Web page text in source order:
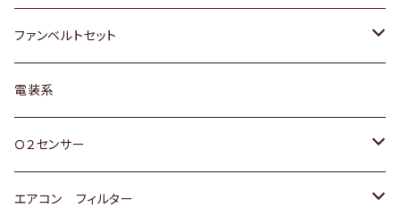
スバル
日野
マツダ
三菱
スバル
マツダ
ダイハツ
マツダ
三菱
スバル
スズキ
日産
ダイハツ
マツダ
トヨタ
スズキ
ダイハツ
三菱
ファンベルトセット
トヨタ
ホンダ
スズキ
電装系
Ｏ２センサー
トヨタ
エアコン フィルター